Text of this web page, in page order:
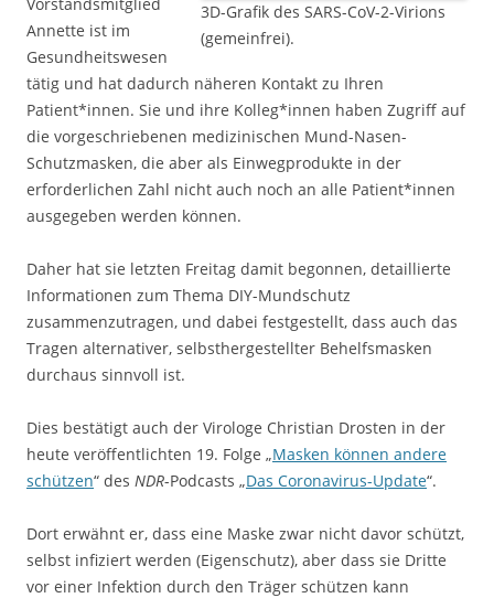
3D-Grafik des SARS-CoV-2-Virions
(gemeinfrei).
Annette ist im
Gesundheitswesen
tätig und hat dadurch näheren Kontakt zu Ihren
Patient*innen. Sie und ihre Kolleg*innen haben Zugriff auf
die vorgeschriebenen medizinischen Mund-Nasen-
Schutzmasken, die aber als Einwegprodukte in der
erforderlichen Zahl nicht auch noch an alle Patient*innen
ausgegeben werden können.
Daher hat sie letzten Freitag damit begonnen, detaillierte
Informationen zum Thema DIY-Mundschutz
zusammenzutragen, und dabei festgestellt, dass auch das
Tragen alternativer, selbsthergestellter Behelfsmasken
durchaus sinnvoll ist.
Dies bestätigt auch der Virologe Christian Drosten in der
heute veröffentlichten 19. Folge „Masken können andere
schützen“ des NDR-Podcasts „Das Coronavirus-Update“.
Dort erwähnt er, dass eine Maske zwar nicht davor schützt,
selbst infiziert werden (Eigenschutz), aber dass sie Dritte
vor einer Infektion durch den Träger schützen kann